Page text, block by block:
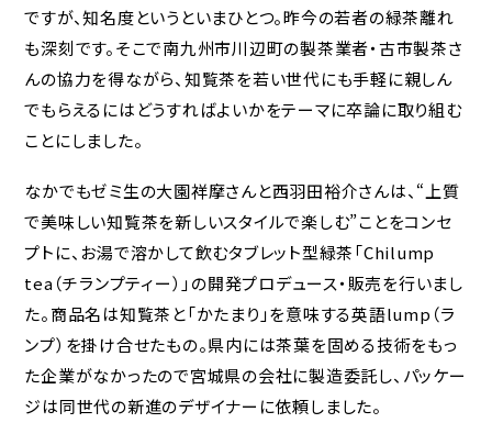
ですが、知名度というといまひとつ。昨今の若者の緑茶離れ
も深刻です。そこで南九州市川辺町の製茶業者・古市製茶さ
んの協力を得ながら、知覧茶を若い世代にも手軽に親しん
でもらえるにはどうすればよいかをテーマに卒論に取り組む
ことにしました。
なかでもゼミ生の大園祥摩さんと西羽田裕介さんは、“上質
で美味しい知覧茶を新しいスタイルで楽しむ”ことをコンセ
プトに、お湯で溶かして飲むタブレット型緑茶「Chilump
tea（チランプティー）」の開発プロデュース・販売を行いまし
た。商品名は知覧茶と「かたまり」を意味する英語lump（ラ
ンプ）を掛け合せたもの。県内には茶葉を固める技術をもっ
た企業がなかったので宮城県の会社に製造委託し、パッケー
ジは同世代の新進のデザイナーに依頼しました。